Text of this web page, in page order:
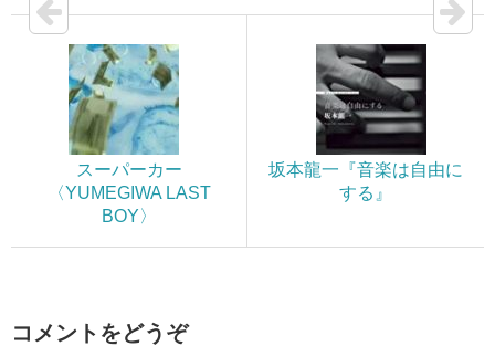
スーパーカー
〈YUMEGIWA LAST
BOY〉
坂本龍一『音楽は自由に
する』
コメントをどうぞ